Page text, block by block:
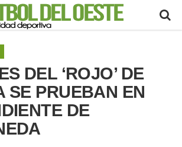
DEL ‘ROJO’ DE
SE PRUEBAN EN
DE